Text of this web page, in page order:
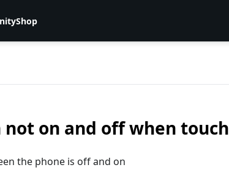
Shop
not on and off when touch
the phone is off and on